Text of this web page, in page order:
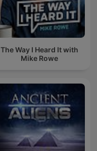
The Way I Heard It with
Mike Rowe